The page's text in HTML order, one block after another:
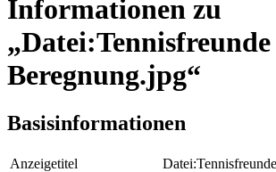
Informationen zu
„Datei:Tennisfreunde
Beregnung.jpg“
Basisinformationen
Anzeigetitel